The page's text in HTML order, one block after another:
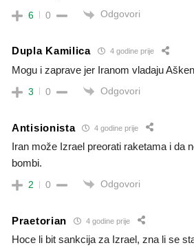
6 0 Odgovori
Dupla Kamilica 4 godine prije
Mogu i zaprave jer Iranom vladaju
3 0 Odgovori
Antisionista 4 godine prije
Iran može Izrael preorati raketama i da
bombi.
2 0 Odgovori
Praetorian 4 godine prije
Hoce li bit sankcija za Izrael, zna li se